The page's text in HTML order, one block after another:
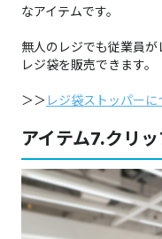
なアイテムです。
無人のレジでも従業員
レジ袋を販売できます。
＞＞ レジ袋ストッパー
アイテム7.クリ